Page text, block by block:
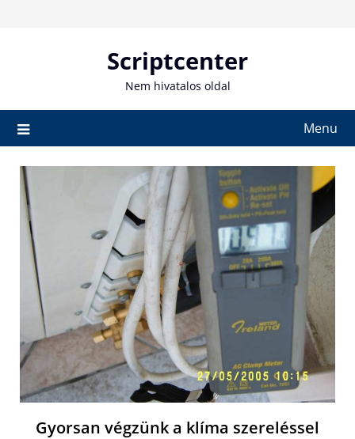
Scriptcenter
Nem hivatalos oldal
Menu
Gyorsan végzünk a klíma szereléssel